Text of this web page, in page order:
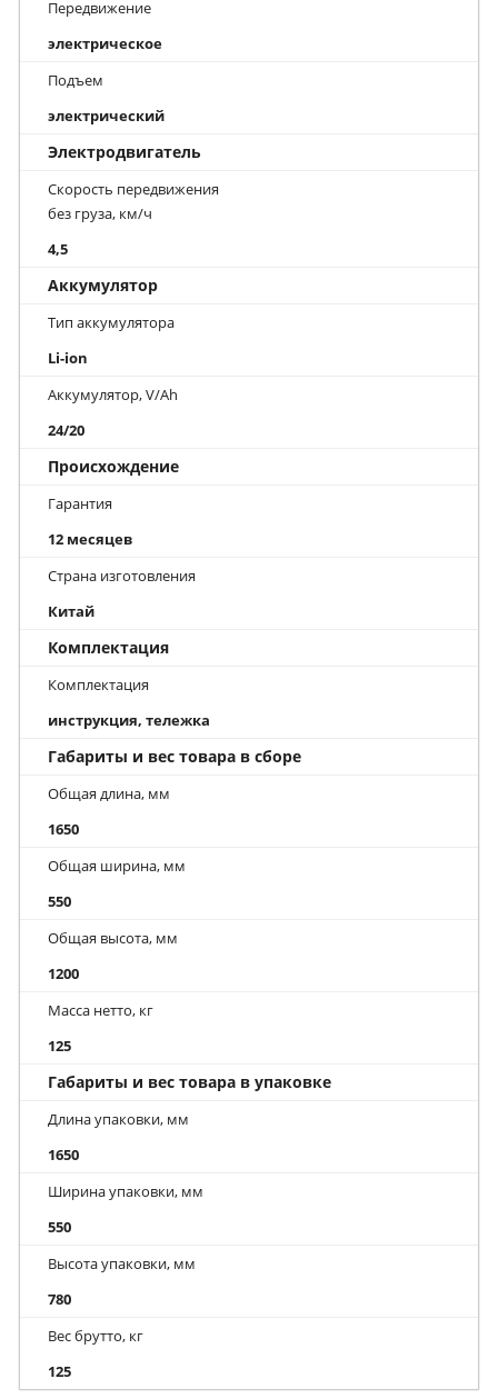
Передвижение
электрическое
Подъем
электрический
Электродвигатель
Скорость передвижения
без груза, км/ч
4,5
Аккумулятор
Тип аккумулятора
Li-ion
Аккумулятор, V/Ah
24/20
Происхождение
Гарантия
12 месяцев
Страна изготовления
Китай
Комплектация
Комплектация
инструкция, тележка
Габариты и вес товара в сборе
Общая длина, мм
1650
Общая ширина, мм
550
Общая высота, мм
1200
Масса нетто, кг
125
Габариты и вес товара в упаковке
Длина упаковки, мм
1650
Ширина упаковки, мм
550
Высота упаковки, мм
780
Вес брутто, кг
125